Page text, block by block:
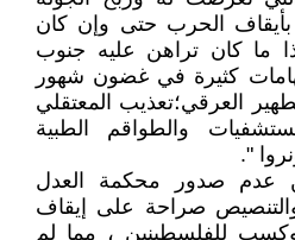
بأيقاف الحرب حتى وإن كان
ما كان تراهن عليه جنوب
كثيرة في غضون شهور
العرقي؛تعذيب المعتقلي
والطواقم الطبية
".
عدم صدور محكمة العدل
والتنصيص صراحة على إيقاف
وكسب للفلسطينين ، مما لم